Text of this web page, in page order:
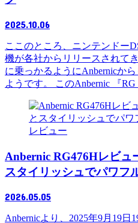
2025.10.06
ここのところ、ニンテンドー
機が各社からリリースされて
に乗っかるようにAnbernicか
ようです。 このAnbernic 『RG
レビュー
Anbernic RG476Hレビュ
スタイリッシュでパワフ
2026.05.05
Anbernicより、2025年9月19